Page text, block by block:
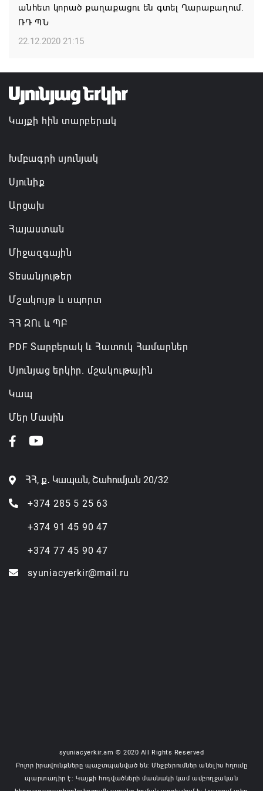
շնորհավորական ուղերձը Շինարարի
մասնագիտական օրվա կապակցությամբ
09.08.2026 16:37
անհետ կորած քաղաքացու են գտել Ղարաբաղում.
ՌԴ ՊՆ
22.12.2020 21:15
Կայքի հին տարբերակ
Խմբագրի սյունյակ
Սյունիք
Արցախ
Հայաստան
Միջազգային
Տեսանյութեր
Մշակույթ և սպորտ
ՀՀ ԶՈւ և ՊԲ
PDF Տարբերակ և Հատուկ Համարներ
Սյունյաց երկիր. մշակութային
Կապ
Մեր Մասին
ՀՀ, ք․ Կապան, Շահումյան 20/32
+374 285 5 25 63
+374 91 45 90 47
+374 77 45 90 47
syuniacyerkir@mail.ru
syuniacyerkir.am © 2020 All Rights Reserved
Բոլոր իրավունքները պաշտպանված են: Մեջբերումներ անելիս հղումը
պարտադիր է: Կայքի հոդվածների մասնակի կամ ամբողջական